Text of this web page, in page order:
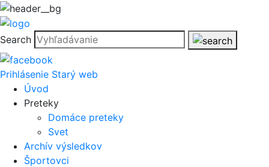
Search
Prihlásenie Starý web
Úvod
Preteky
Domáce preteky
Svet
Archív výsledkov
Športovci